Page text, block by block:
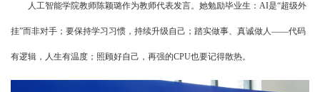
人工智能学院教师陈颖璐作为教师代表发言。她勉励毕业生：AI是“超级外
挂”而非对手；要保持学习习惯，持续升级自己；踏实做事、真诚做人——代码
有逻辑，人生有温度；照顾好自己，再强的CPU也要记得散热。